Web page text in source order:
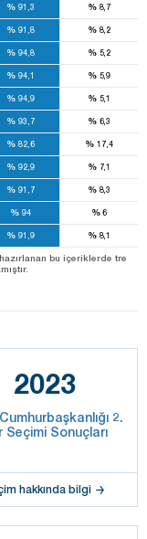
% 91,3 %8,7
% 91,8 %8,2
% 94,8 %5,2
% 94,1 %5,9
% 94,9 %5,1
% 93,7 %6,3
% 82,6 % 17,4
% 92,9 %7,1
% 91,7 %8,3
% 94 %6
% 91,9 %8,1
bu içeriklerde tre
2023
2.
Seçimi Sonuçları
hakkında bilgi